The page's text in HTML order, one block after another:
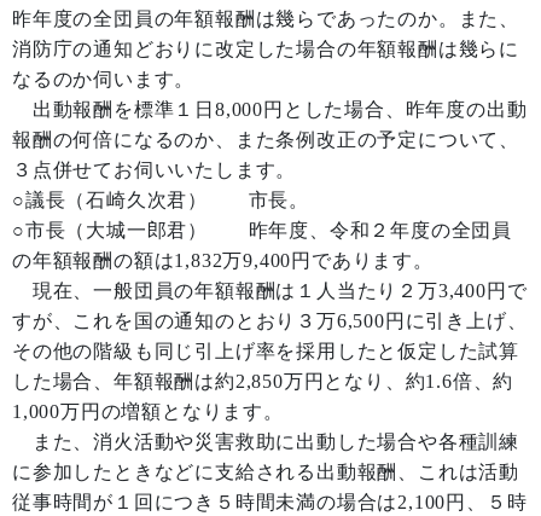
昨年度の全団員の年額報酬は幾らであったのか。また、
消防庁の通知どおりに改定した場合の年額報酬は幾らに
なるのか伺います。
出動報酬を標準１日8,000円とした場合、昨年度の出動
報酬の何倍になるのか、また条例改正の予定について、
３点併せてお伺いいたします。
○議長（石崎久次君） 市長。
○市長（大城一郎君） 昨年度、令和２年度の全団員
の年額報酬の額は1,832万9,400円であります。
現在、一般団員の年額報酬は１人当たり２万3,400円で
すが、これを国の通知のとおり３万6,500円に引き上げ、
その他の階級も同じ引上げ率を採用したと仮定した試算
した場合、年額報酬は約2,850万円となり、約1.6倍、約
1,000万円の増額となります。
また、消火活動や災害救助に出動した場合や各種訓練
に参加したときなどに支給される出動報酬、これは活動
従事時間が１回につき５時間未満の場合は2,100円、５時